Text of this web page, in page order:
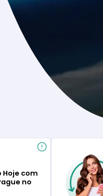
Hoje com
no